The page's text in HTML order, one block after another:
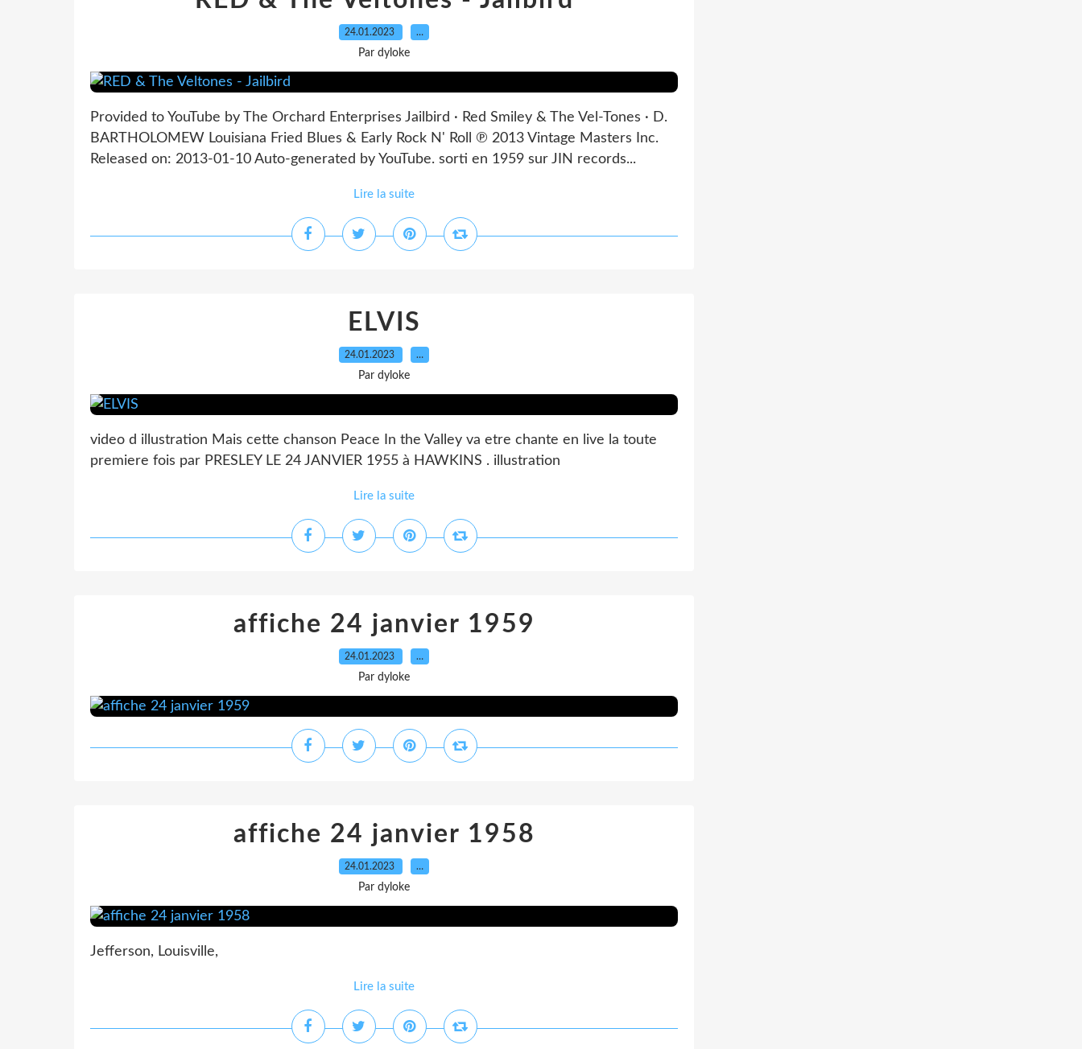
24.01.2023 …
Par dyloke
Provided to YouTube by The Orchard Enterprises Jailbird · Red Smiley & The Vel-Tones · D.
BARTHOLOMEW Louisiana Fried Blues & Early Rock N' Roll ℗ 2013 Vintage Masters Inc.
Released on: 2013-01-10 Auto-generated by YouTube. sorti en 1959 sur JIN records...
Lire la suite
ELVIS
24.01.2023 …
Par dyloke
video d illustration Mais cette chanson Peace In the Valley va etre chante en live la toute
premiere fois par PRESLEY LE 24 JANVIER 1955 à HAWKINS . illustration
Lire la suite
affiche 24 janvier 1959
24.01.2023 …
Par dyloke
affiche 24 janvier 1958
24.01.2023 …
Par dyloke
Jefferson, Louisville,
Lire la suite